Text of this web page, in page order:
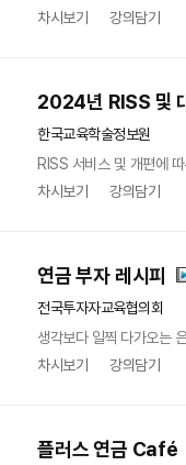
차시보기
강의담기
2024년 RISS 및
한국교육학술정보원
RISS 서비스 및 개편에
차시보기
강의담기
연금 부자 레시피
전국투자자교육협의회
생각보다 일찍 다가오는
차시보기
강의담기
플러스 연금 Café